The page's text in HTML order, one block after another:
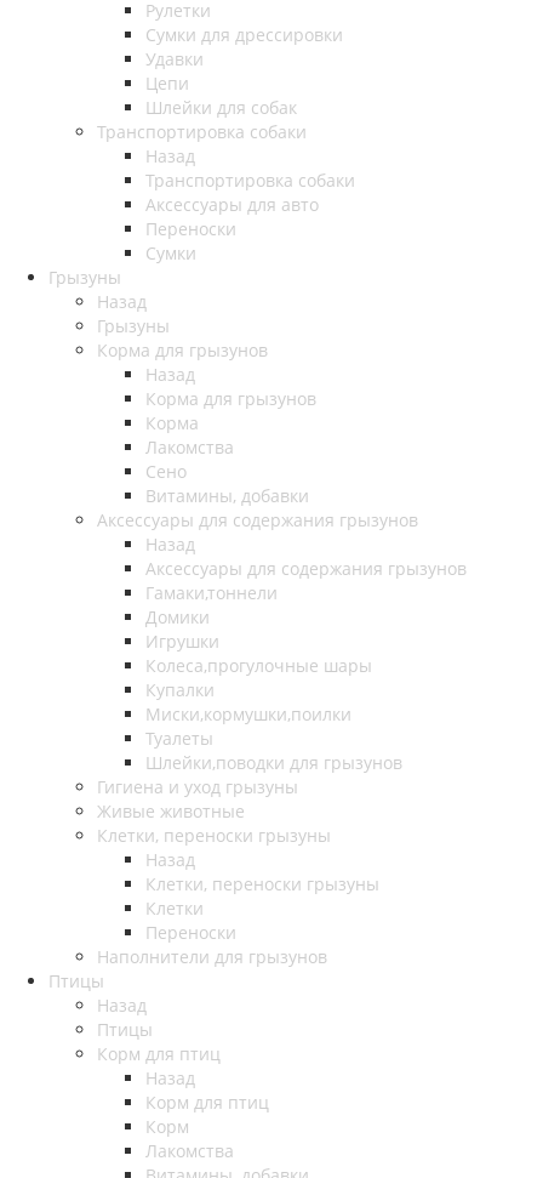
Рулетки
Сумки для дрессировки
Удавки
Цепи
Шлейки для собак
Транспортировка собаки
Назад
Транспортировка собаки
Аксессуары для авто
Переноски
Сумки
Грызуны
Назад
Грызуны
Корма для грызунов
Назад
Корма для грызунов
Корма
Лакомства
Сено
Витамины, добавки
Аксессуары для содержания грызунов
Назад
Аксессуары для содержания грызунов
Гамаки,тоннели
Домики
Игрушки
Колеса,прогулочные шары
Купалки
Миски,кормушки,поилки
Туалеты
Шлейки,поводки для грызунов
Гигиена и уход грызуны
Живые животные
Клетки, переноски грызуны
Назад
Клетки, переноски грызуны
Клетки
Переноски
Наполнители для грызунов
Птицы
Назад
Птицы
Корм для птиц
Назад
Корм для птиц
Корм
Лакомства